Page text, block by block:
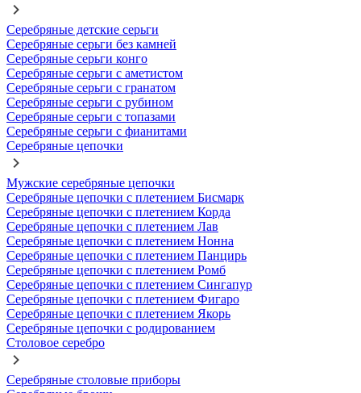
Серебряные детские серьги
Серебряные серьги без камней
Серебряные серьги конго
Серебряные серьги с аметистом
Серебряные серьги с гранатом
Серебряные серьги с рубином
Серебряные серьги с топазами
Серебряные серьги с фианитами
Серебряные цепочки
Мужские серебряные цепочки
Серебряные цепочки с плетением Бисмарк
Серебряные цепочки с плетением Корда
Серебряные цепочки с плетением Лав
Серебряные цепочки с плетением Нонна
Серебряные цепочки с плетением Панцирь
Серебряные цепочки с плетением Ромб
Серебряные цепочки с плетением Сингапур
Серебряные цепочки с плетением Фигаро
Серебряные цепочки с плетением Якорь
Серебряные цепочки с родированием
Столовое серебро
Серебряные столовые приборы